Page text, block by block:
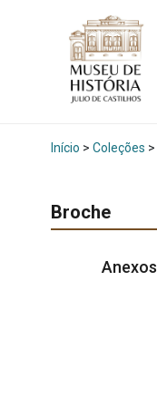
Início > Coleções >
Broche
Anexos